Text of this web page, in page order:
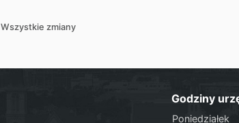
Wszystkie zmiany
Godziny
Poniedziałek